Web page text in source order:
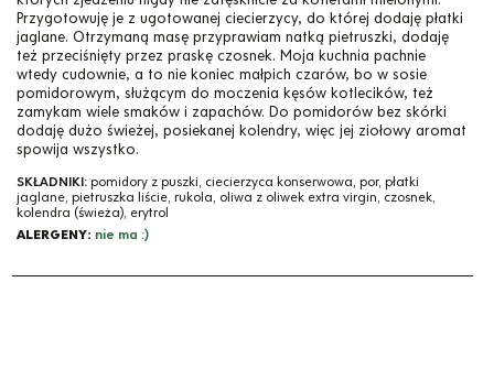
Przygotowuję je z ugotowanej ciecierzycy, do której dodaję płatki
jaglane. Otrzymaną masę przyprawiam natką pietruszki, dodaję
też przeciśnięty przez praskę czosnek. Moja kuchnia pachnie
wtedy cudownie, a to nie koniec małpich czarów, bo w sosie
pomidorowym, służącym do moczenia kęsów kotlecików, też
zamykam wiele smaków i zapachów. Do pomidorów bez skórki
dodaję dużo świeżej, posiekanej kolendry, więc jej ziołowy aromat
spowija wszystko.
SKŁADNIKI: pomidory z puszki, ciecierzyca konserwowa, por, płatki
jaglane, pietruszka liście, rukola, oliwa z oliwek extra virgin, czosnek,
kolendra (świeża), erytrol
ALERGENY: nie ma :)